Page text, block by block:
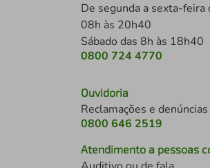
De segunda a sexta-feira
08h às 20h40
Sábado das 8h às 18h40
0800 724 4770
Ouvidoria
Reclamações e denúncias
0800 646 2519
Atendimento a pessoas